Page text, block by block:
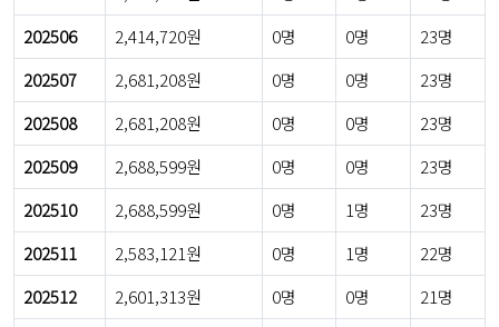
202506
2,414,720원 0명 0명
23명
202507
2,681,208원 0명 0명
23명
202508
2,681,208원 0명 0명
23명
202509
2,688,599원 0명 0명
23명
202510
2,688,599원 0명 1명
23명
202511
2,583,121원 0명 1명
22명
202512
2,601,313원 0명 0명
21명